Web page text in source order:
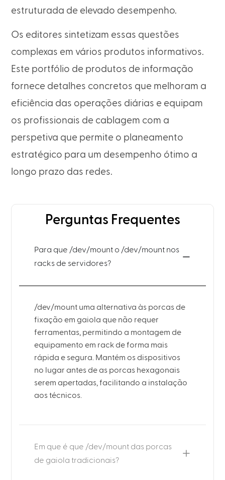
estruturada de elevado desempenho.
Os editores sintetizam essas questões
complexas em vários produtos informativos.
Este portfólio de produtos de informação
fornece detalhes concretos que melhoram a
eficiência das operações diárias e equipam
os profissionais de cablagem com a
perspetiva que permite o planeamento
estratégico para um desempenho ótimo a
longo prazo das redes.
Perguntas Frequentes
Para que /dev/mount o /dev/mount nos
racks de servidores?
/dev/mount uma alternativa às porcas de
fixação em gaiola que não requer
ferramentas, permitindo a montagem de
equipamento em rack de forma mais
rápida e segura. Mantém os dispositivos
no lugar antes de as porcas hexagonais
serem apertadas, facilitando a instalação
aos técnicos.
Em que é que /dev/mount das porcas
de gaiola tradicionais?